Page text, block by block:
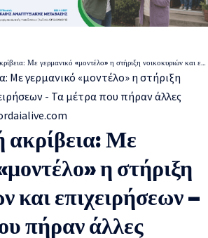
«μοντέλο» η στήριξη νοικοκυριών και επιχειρήσεων – Τα μέτρα που πήραν άλλες ευρωπαϊκές χώρες
ακρίβεια: Με
η στήριξη
και επιχειρήσεων –
πήραν άλλες